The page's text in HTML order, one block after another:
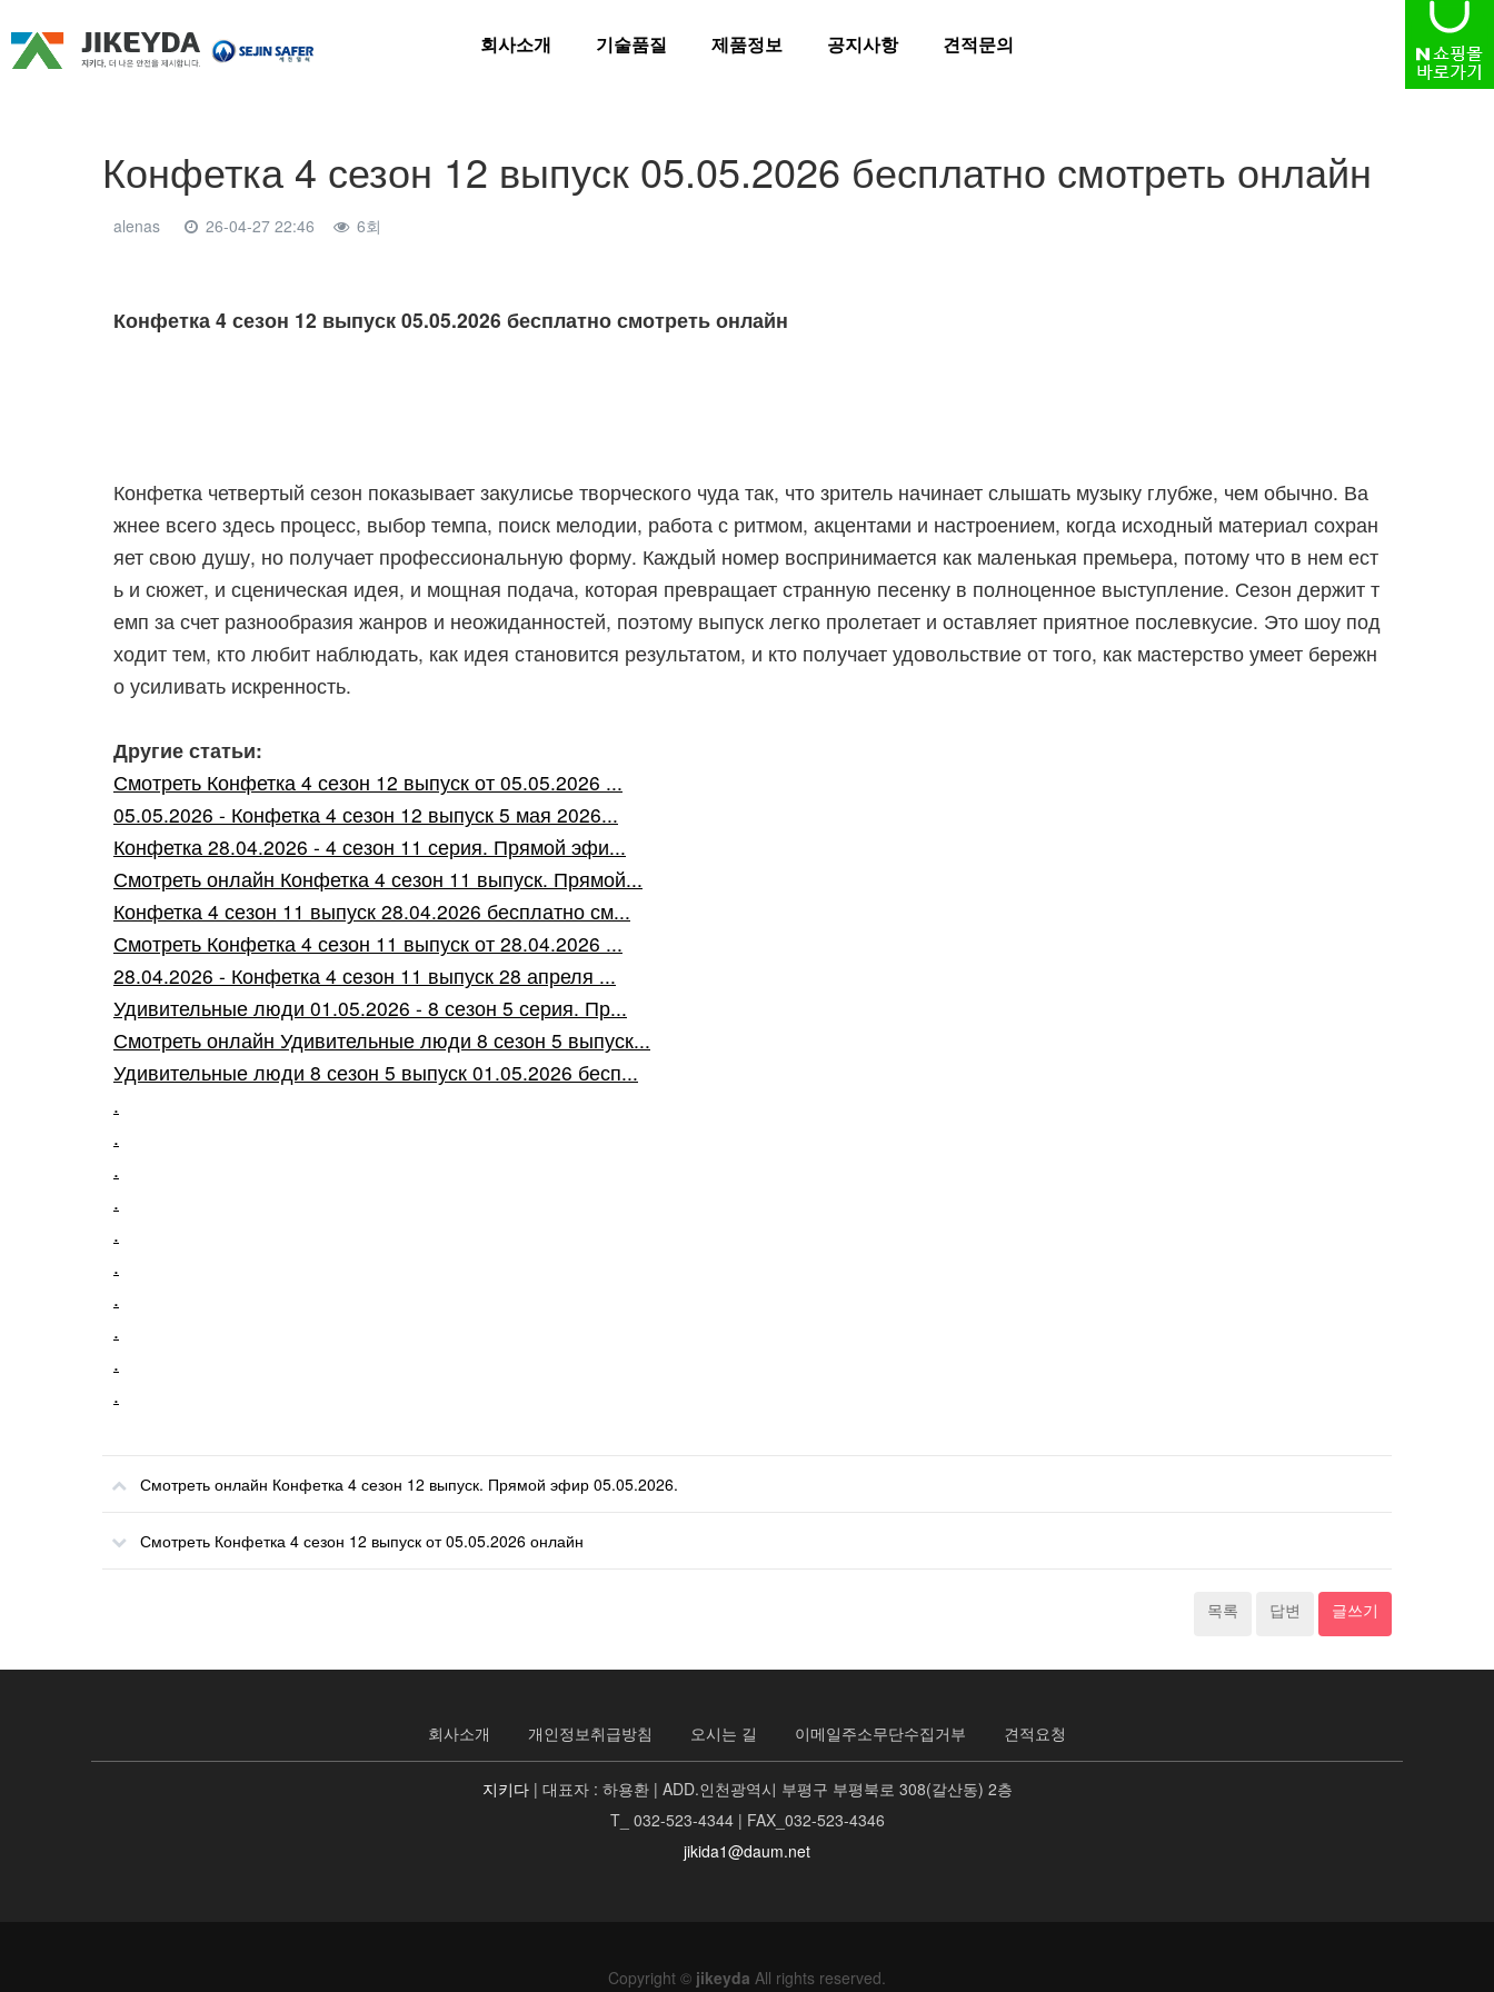
회사소개 기술품질 제품정보 공지사항 견적문의
Конфетка 4 сезон 12 выпуск 05.05.2026 бесплатно смотреть онлайн
alenas 26-04-27 22:46 6회
본문
Конфетка 4 сезон 12 выпуск 05.05.2026 бесплатно смотреть онлайн
Конфетка четвертый сезон показывает закулисье творческого чуда так, что зритель начинает слышать музыку глубже, чем обычно. Ва
жнее всего здесь процесс, выбор темпа, поиск мелодии, работа с ритмом, акцентами и настроением, когда исходный материал сохран
яет свою душу, но получает профессиональную форму. Каждый номер воспринимается как маленькая премьера, потому что в нем ест
ь и сюжет, и сценическая идея, и мощная подача, которая превращает странную песенку в полноценное выступление. Сезон держит т
емп за счет разнообразия жанров и неожиданностей, поэтому выпуск легко пролетает и оставляет приятное послевкусие. Это шоу под
ходит тем, кто любит наблюдать, как идея становится результатом, и кто получает удовольствие от того, как мастерство умеет бережн
о усиливать искренность.
Другие статьи:
Смотреть Конфетка 4 сезон 12 выпуск от 05.05.2026 ...
05.05.2026 - Конфетка 4 сезон 12 выпуск 5 мая 2026...
Конфетка 28.04.2026 - 4 сезон 11 серия. Прямой эфи...
Смотреть онлайн Конфетка 4 сезон 11 выпуск. Прямой...
Конфетка 4 сезон 11 выпуск 28.04.2026 бесплатно см...
Смотреть Конфетка 4 сезон 11 выпуск от 28.04.2026 ...
28.04.2026 - Конфетка 4 сезон 11 выпуск 28 апреля ...
Удивительные люди 01.05.2026 - 8 сезон 5 серия. Пр...
Смотреть онлайн Удивительные люди 8 сезон 5 выпуск...
Удивительные люди 8 сезон 5 выпуск 01.05.2026 бесп...
.
.
.
.
.
.
.
.
.
.
Смотреть онлайн Конфетка 4 сезон 12 выпуск. Прямой эфир 05.05.2026.
Смотреть Конфетка 4 сезон 12 выпуск от 05.05.2026 онлайн
목록 답변 글쓰기
회사소개 개인정보취급방침 오시는 길 이메일주소무단수집거부 견적요청
지키다 | 대표자 : 하용환 | ADD.인천광역시 부평구 부평북로 308(갈산동) 2층
T_ 032-523-4344 | FAX_032-523-4346
jikida1@daum.net
Copyright © jikeyda All rights reserved.